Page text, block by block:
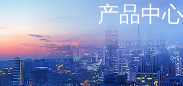
产品中心